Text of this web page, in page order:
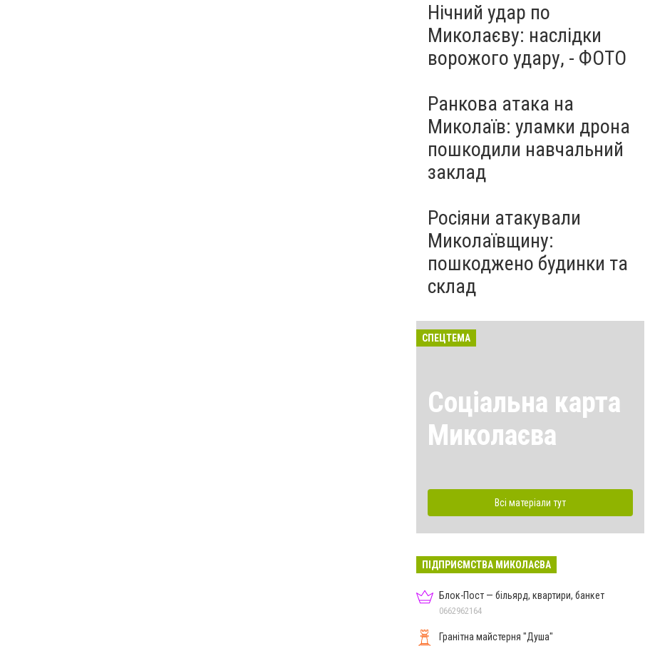
Нічний удар по
Миколаєву: наслідки
ворожого удару, - ФОТО
Ранкова атака на
Миколаїв: уламки дрона
пошкодили навчальний
заклад
Росіяни атакували
Миколаївщину:
пошкоджено будинки та
склад
СПЕЦТЕМА
Соціальна карта
Миколаєва
Всі матеріали тут
ПІДПРИЄМСТВА МИКОЛАЄВА
Блок-Пост — більярд, квартири, банкет
0662962164
Гранітна майстерня "Душа"